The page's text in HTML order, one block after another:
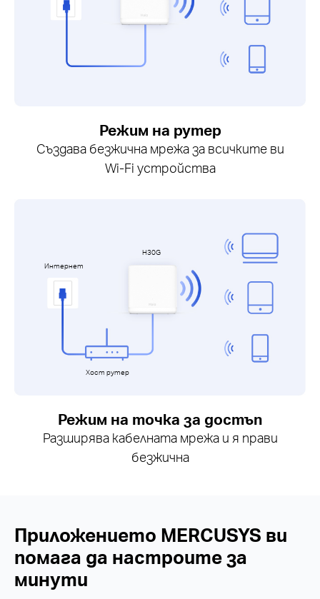
Режим на рутер
Създава безжична мрежа за всичките ви
Wi-Fi устройства
Интернет
H30G
Хост рутер
Режим на точка за достъп
Разширява кабелната мрежа и я прави
безжична
Приложението MERCUSYS ви
помага да настроите за
минути